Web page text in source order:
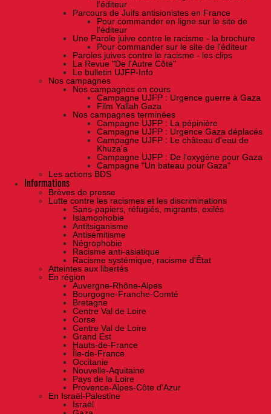
l'éditeur
Parcours de Juifs antisionistes en France
Pour commander en ligne sur le site de
l'éditeur
Une Parole juive contre le racisme - la brochure
Pour commander sur le site de l'éditeur
Paroles juives contre le racisme - les clips
La Revue "De l'Autre Côté"
Le bulletin UJFP-Info
Nos campagnes
Nos campagnes en cours
Campagne UJFP : Urgence guerre à Gaza
Film Yallah Gaza
Nos campagnes terminées
Campagne UJFP : La pépinière
Campagne UJFP : Urgence Gaza déplacés
Campagne UJFP : Le château d'eau de
Khuza'a
Campagne UJFP : De l'oxygène pour Gaza
Campagne "Un bateau pour Gaza"
Les actions BDS
Informations
Brèves de presse
Lutte contre les racismes et les discriminations
Sans-papiers, réfugiés, migrants, exilés
Islamophobie
Antitsiganisme
Antisémitisme
Négrophobie
Racisme anti-asiatique
Racisme systémique, racisme d'État
Atteintes aux libertés
En région
Auvergne-Rhône-Alpes
Bourgogne-Franche-Comté
Bretagne
Centre Val de Loire
Corse
Centre Val de Loire
Grand Est
Hauts-de-France
Île-de-France
Occitanie
Nouvelle-Aquitaine
Pays de la Loire
Provence-Alpes-Côte d'Azur
En Israël-Palestine
Israël